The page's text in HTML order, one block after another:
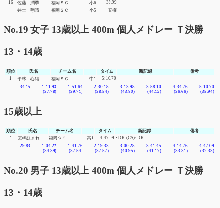
16
佐藤 潤季 福岡ＳＣ 小6
39.99
井土 翔晴
福岡ＳＣ 小5 棄権
No.19 女子 13歳以上 400m 個人メドレー Ｔ決勝
13・14歳
順位 氏名 チーム名 タイム 新記録
備考
1
平林 心結 福岡ＳＣ 中1
5:10.70
34.15
1:11.93
(37.78)
1:51.64
(39.71)
2:30.18
(38.54)
3:13.98
(43.80)
3:58.10
(44.12)
4:34.76
(36.66)
5:10.70
(35.94)
15歳以上
順位 氏名 チーム名 タイム 新記録
備考
1
宮嶋ほまれ 福岡ＳＣ 高1 4:47.09 ･JOC(CS)･JOC
29.83
1:04.22
(34.39)
1:41.76
(37.54)
2:19.33
(37.57)
3:00.28
(40.95)
3:41.45
(41.17)
4:14.76
(33.31)
4:47.09
(32.33)
No.20 男子 13歳以上 400m 個人メドレー Ｔ決勝
13・14歳